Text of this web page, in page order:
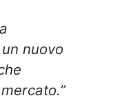
nuovo